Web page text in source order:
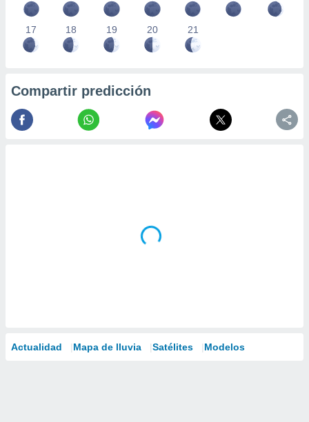
17 18 19 20 21
Compartir predicción
Actualidad Mapa de lluvia Satélites Modelos